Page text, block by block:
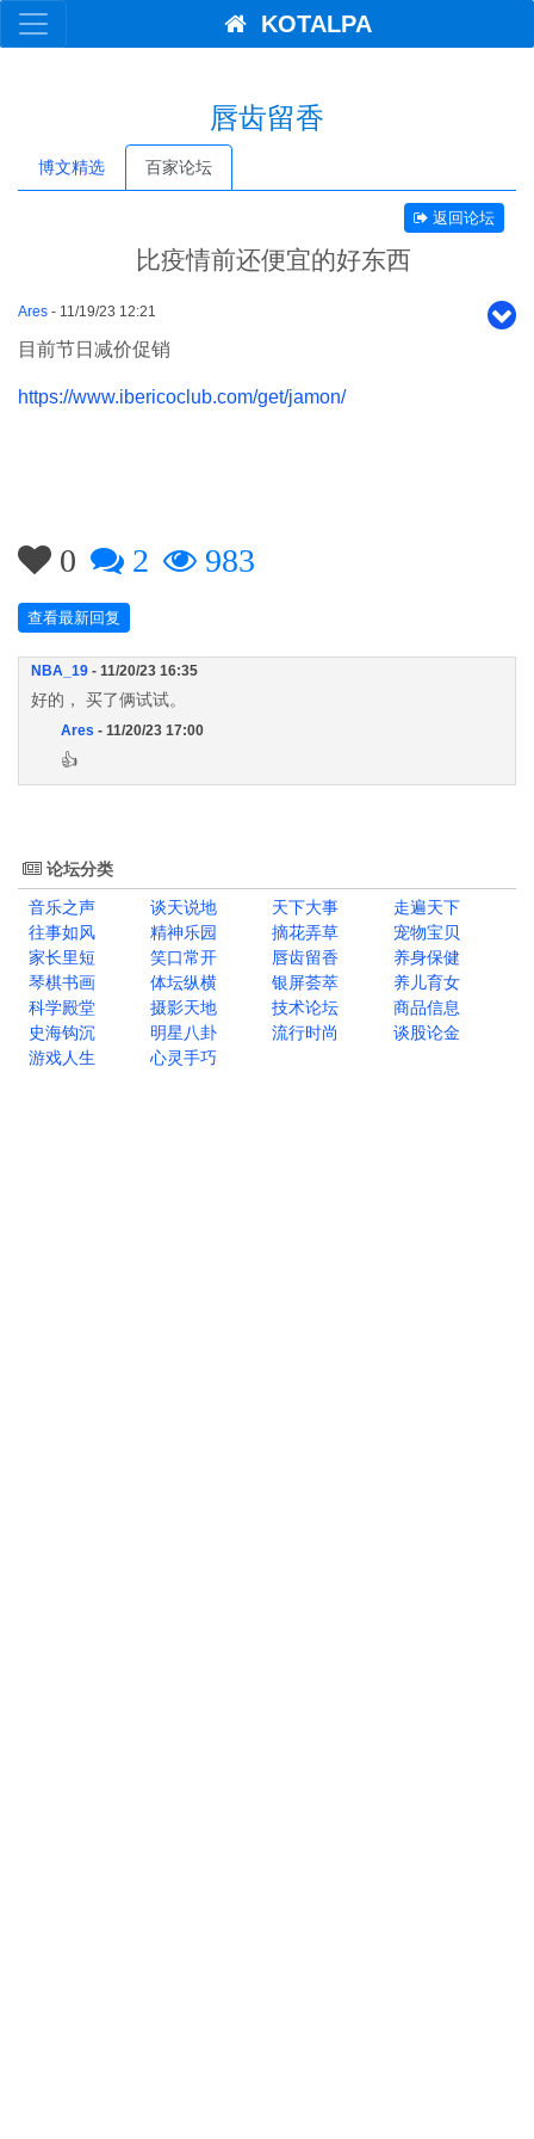
KOTALPA
唇齿留香
博文精选 百家论坛
返回论坛
比疫情前还便宜的好东西
Ares - 11/19/23 12:21
目前节日减价促销
https://www.ibericoclub.com/get/jamon/
0 2 983
查看最新回复
NBA_19 - 11/20/23 16:35
好的， 买了俩试试。
Ares - 11/20/23 17:00
👍
论坛分类
音乐之声
谈天说地 天下大事
走遍天下
往事如风
精神乐园 摘花弄草
宠物宝贝
家长里短
笑口常开 唇齿留香
养身保健
琴棋书画
体坛纵横 银屏荟萃
养儿育女
科学殿堂
摄影天地 技术论坛
商品信息
史海钩沉
明星八卦 流行时尚
谈股论金
游戏人生
心灵手巧